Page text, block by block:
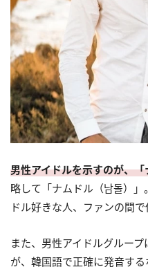
男性アイドルを示すのが、
略して「ナムドル（남돌）
ドル好きな人、ファンの間で
また、男性アイドルグルー
が、韓国語で正確に発音す